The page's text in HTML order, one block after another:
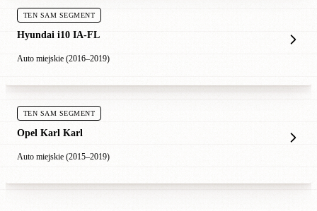
TEN SAM SEGMENT
Hyundai i10 IA-FL
Auto miejskie (2016–2019)
TEN SAM SEGMENT
Opel Karl Karl
Auto miejskie (2015–2019)